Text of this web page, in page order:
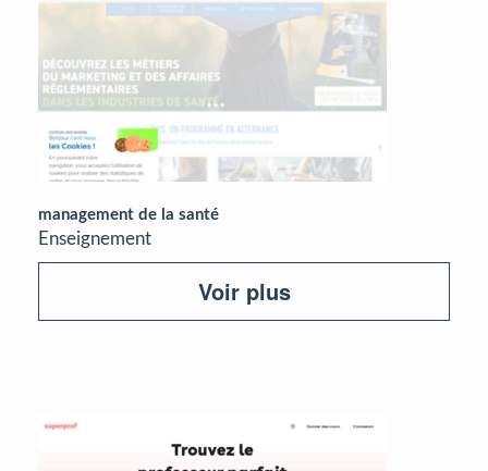
management de la santé
Enseignement
Voir plus